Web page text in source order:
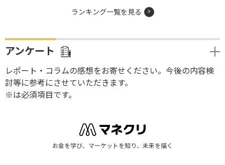
ランキング一覧を見る
アンケート
レポート・コラムの感想をお寄せください。今後の内容検
討等に参考にさせていただきます。
※は必須項目です。
お金を学び、マーケットを知り、未来を描く